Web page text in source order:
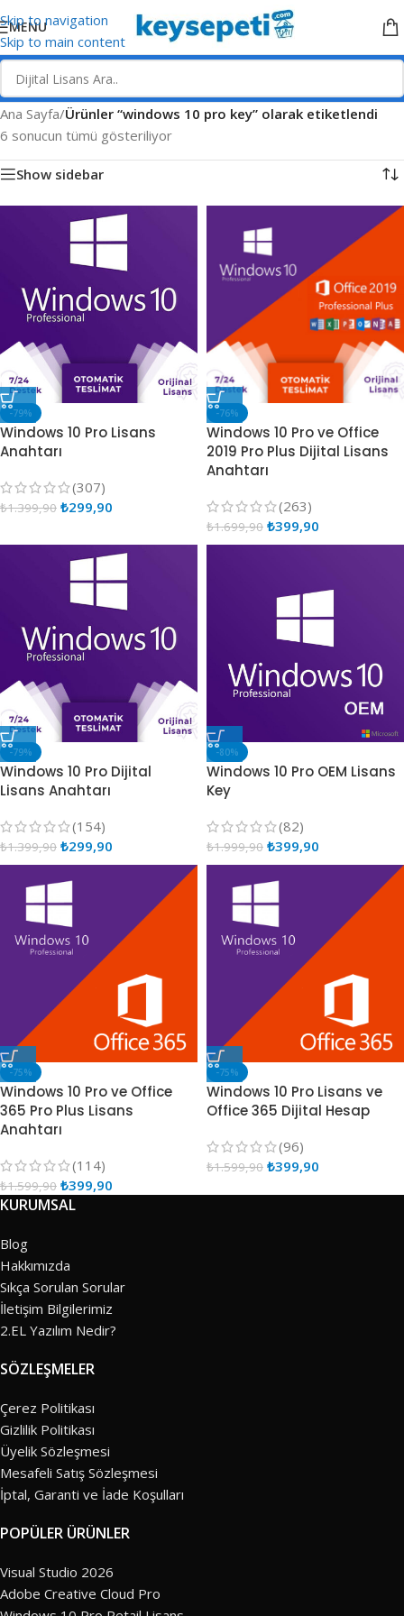
Skip to navigation
Skip to main content
MENU
Ana Sayfa/Ürünler “windows 10 pro key” olarak etiketlendi
6 sonucun tümü gösteriliyor
Show sidebar
-79%
Windows 10 Pro Lisans
Anahtarı
(307)
₺1.399,90 ₺299,90
-76%
Windows 10 Pro ve Office
2019 Pro Plus Dijital Lisans
Anahtarı
(263)
₺1.699,90 ₺399,90
-79%
Windows 10 Pro Dijital
Lisans Anahtarı
(154)
₺1.399,90 ₺299,90
-80%
Windows 10 Pro OEM Lisans
Key
(82)
₺1.999,90 ₺399,90
-75%
Windows 10 Pro ve Office
365 Pro Plus Lisans
Anahtarı
(114)
₺1.599,90 ₺399,90
-75%
Windows 10 Pro Lisans ve
Office 365 Dijital Hesap
(96)
₺1.599,90 ₺399,90
KURUMSAL
Blog
Hakkımızda
Sıkça Sorulan Sorular
İletişim Bilgilerimiz
2.EL Yazılım Nedir?
SÖZLEŞMELER
Çerez Politikası
Gizlilik Politikası
Üyelik Sözleşmesi
Mesafeli Satış Sözleşmesi
İptal, Garanti ve İade Koşulları
POPÜLER ÜRÜNLER
Visual Studio 2026
Adobe Creative Cloud Pro